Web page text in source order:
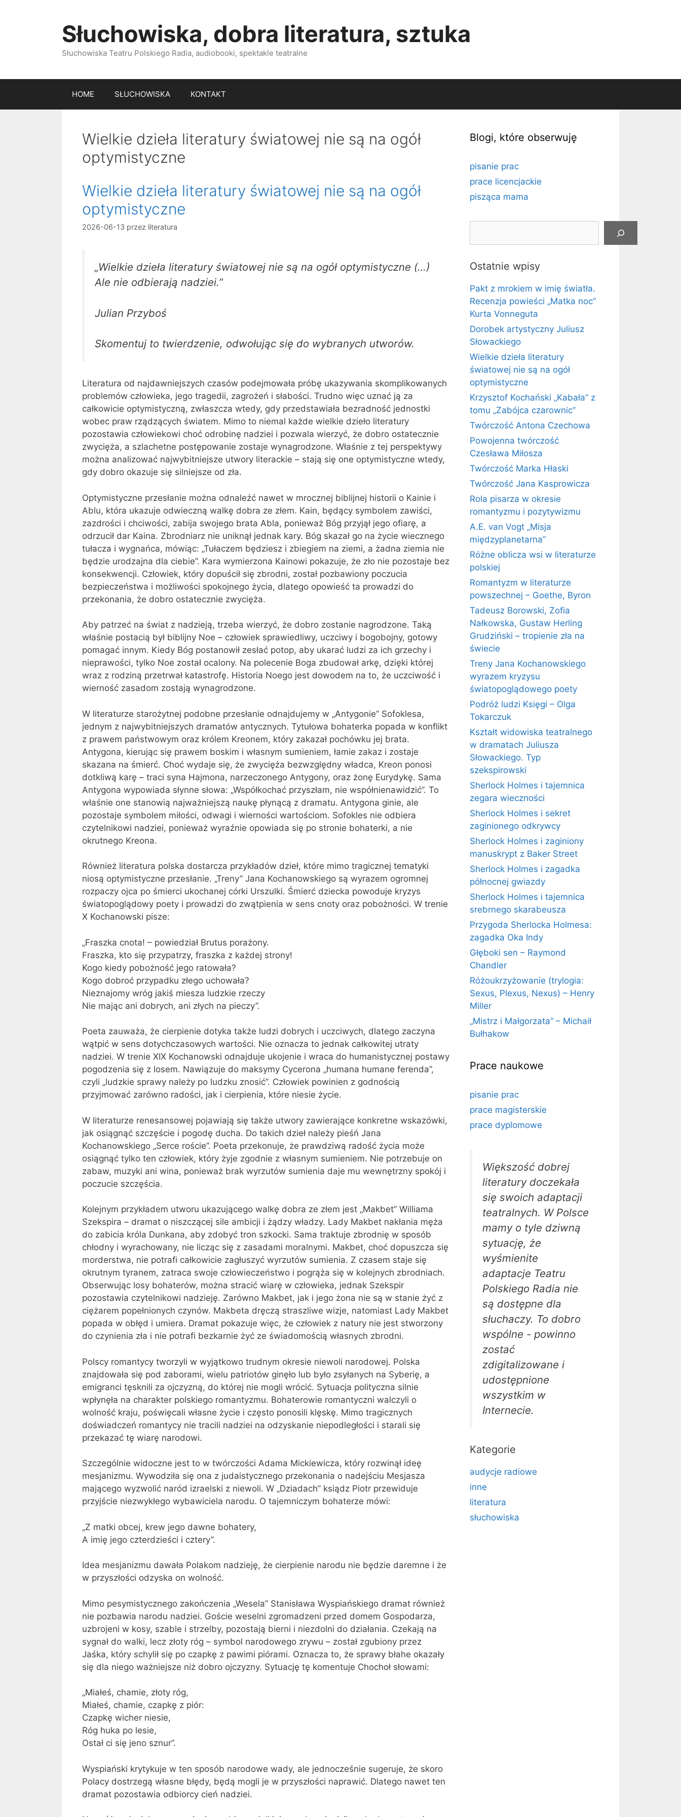
Słuchowiska, dobra literatura, sztuka
Słuchowiska Teatru Polskiego Radia, audiobooki, spektakle teatralne
HOME SŁUCHOWISKA KONTAKT
Wielkie dzieła literatury światowej nie są na ogół
optymistyczne
Wielkie dzieła literatury światowej nie są na ogół
optymistyczne
2026-06-13 przez literatura
„Wielkie dzieła literatury światowej nie są na ogół optymistyczne (…)
Ale nie odbierają nadziei.”
Julian Przyboś
Skomentuj to twierdzenie, odwołując się do wybranych utworów.
Literatura od najdawniejszych czasów podejmowała próbę ukazywania skomplikowanych
problemów człowieka, jego tragedii, zagrożeń i słabości. Trudno więc uznać ją za
całkowicie optymistyczną, zwłaszcza wtedy, gdy przedstawiała bezradność jednostki
wobec praw rządzących światem. Mimo to niemal każde wielkie dzieło literatury
pozostawia człowiekowi choć odrobinę nadziei i pozwala wierzyć, że dobro ostatecznie
zwycięża, a szlachetne postępowanie zostaje wynagrodzone. Właśnie z tej perspektywy
można analizować najwybitniejsze utwory literackie – stają się one optymistyczne wtedy,
gdy dobro okazuje się silniejsze od zła.
Optymistyczne przesłanie można odnaleźć nawet w mrocznej biblijnej historii o Kainie i
Ablu, która ukazuje odwieczną walkę dobra ze złem. Kain, będący symbolem zawiści,
zazdrości i chciwości, zabija swojego brata Abla, ponieważ Bóg przyjął jego ofiarę, a
odrzucił dar Kaina. Zbrodniarz nie uniknął jednak kary. Bóg skazał go na życie wiecznego
tułacza i wygnańca, mówiąc: „Tułaczem będziesz i zbiegiem na ziemi, a żadna ziemia nie
będzie urodzajna dla ciebie”. Kara wymierzona Kainowi pokazuje, że zło nie pozostaje bez
konsekwencji. Człowiek, który dopuścił się zbrodni, został pozbawiony poczucia
bezpieczeństwa i możliwości spokojnego życia, dlatego opowieść ta prowadzi do
przekonania, że dobro ostatecznie zwycięża.
Aby patrzeć na świat z nadzieją, trzeba wierzyć, że dobro zostanie nagrodzone. Taką
właśnie postacią był biblijny Noe – człowiek sprawiedliwy, uczciwy i bogobojny, gotowy
pomagać innym. Kiedy Bóg postanowił zesłać potop, aby ukarać ludzi za ich grzechy i
nieprawości, tylko Noe został ocalony. Na polecenie Boga zbudował arkę, dzięki której
wraz z rodziną przetrwał katastrofę. Historia Noego jest dowodem na to, że uczciwość i
wierność zasadom zostają wynagrodzone.
W literaturze starożytnej podobne przesłanie odnajdujemy w „Antygonie” Sofoklesa,
jednym z najwybitniejszych dramatów antycznych. Tytułowa bohaterka popada w konflikt
z prawem państwowym oraz królem Kreonem, który zakazał pochówku jej brata.
Antygona, kierując się prawem boskim i własnym sumieniem, łamie zakaz i zostaje
skazana na śmierć. Choć wydaje się, że zwycięża bezwzględny władca, Kreon ponosi
dotkliwą karę – traci syna Hajmona, narzeczonego Antygony, oraz żonę Eurydykę. Sama
Antygona wypowiada słynne słowa: „Współkochać przyszłam, nie współnienawidzić”. To
właśnie one stanowią najważniejszą naukę płynącą z dramatu. Antygona ginie, ale
pozostaje symbolem miłości, odwagi i wierności wartościom. Sofokles nie odbiera
czytelnikowi nadziei, ponieważ wyraźnie opowiada się po stronie bohaterki, a nie
okrutnego Kreona.
Również literatura polska dostarcza przykładów dzieł, które mimo tragicznej tematyki
niosą optymistyczne przesłanie. „Treny” Jana Kochanowskiego są wyrazem ogromnej
rozpaczy ojca po śmierci ukochanej córki Urszulki. Śmierć dziecka powoduje kryzys
światopoglądowy poety i prowadzi do zwątpienia w sens cnoty oraz pobożności. W trenie
X Kochanowski pisze:
„Fraszka cnota! – powiedział Brutus porażony.
Fraszka, kto się przypatrzy, fraszka z każdej strony!
Kogo kiedy pobożność jego ratowała?
Kogo dobroć przypadku złego uchowała?
Nieznajomy wróg jakiś miesza ludzkie rzeczy
Nie mając ani dobrych, ani złych na pieczy”.
Poeta zauważa, że cierpienie dotyka także ludzi dobrych i uczciwych, dlatego zaczyna
wątpić w sens dotychczasowych wartości. Nie oznacza to jednak całkowitej utraty
nadziei. W trenie XIX Kochanowski odnajduje ukojenie i wraca do humanistycznej postawy
pogodzenia się z losem. Nawiązuje do maksymy Cycerona „humana humane ferenda”,
czyli „ludzkie sprawy należy po ludzku znosić”. Człowiek powinien z godnością
przyjmować zarówno radości, jak i cierpienia, które niesie życie.
W literaturze renesansowej pojawiają się także utwory zawierające konkretne wskazówki,
jak osiągnąć szczęście i pogodę ducha. Do takich dzieł należy pieśń Jana
Kochanowskiego „Serce roście”. Poeta przekonuje, że prawdziwą radość życia może
osiągnąć tylko ten człowiek, który żyje zgodnie z własnym sumieniem. Nie potrzebuje on
zabaw, muzyki ani wina, ponieważ brak wyrzutów sumienia daje mu wewnętrzny spokój i
poczucie szczęścia.
Kolejnym przykładem utworu ukazującego walkę dobra ze złem jest „Makbet” Williama
Szekspira – dramat o niszczącej sile ambicji i żądzy władzy. Lady Makbet nakłania męża
do zabicia króla Dunkana, aby zdobyć tron szkocki. Sama traktuje zbrodnię w sposób
chłodny i wyrachowany, nie licząc się z zasadami moralnymi. Makbet, choć dopuszcza się
morderstwa, nie potrafi całkowicie zagłuszyć wyrzutów sumienia. Z czasem staje się
okrutnym tyranem, zatraca swoje człowieczeństwo i pogrąża się w kolejnych zbrodniach.
Obserwując losy bohaterów, można stracić wiarę w człowieka, jednak Szekspir
pozostawia czytelnikowi nadzieję. Zarówno Makbet, jak i jego żona nie są w stanie żyć z
ciężarem popełnionych czynów. Makbeta dręczą straszliwe wizje, natomiast Lady Makbet
popada w obłęd i umiera. Dramat pokazuje więc, że człowiek z natury nie jest stworzony
do czynienia zła i nie potrafi bezkarnie żyć ze świadomością własnych zbrodni.
Polscy romantycy tworzyli w wyjątkowo trudnym okresie niewoli narodowej. Polska
znajdowała się pod zaborami, wielu patriotów ginęło lub było zsyłanych na Syberię, a
emigranci tęsknili za ojczyzną, do której nie mogli wrócić. Sytuacja polityczna silnie
wpłynęła na charakter polskiego romantyzmu. Bohaterowie romantyczni walczyli o
wolność kraju, poświęcali własne życie i często ponosili klęskę. Mimo tragicznych
doświadczeń romantycy nie tracili nadziei na odzyskanie niepodległości i starali się
przekazać tę wiarę narodowi.
Szczególnie widoczne jest to w twórczości Adama Mickiewicza, który rozwinął ideę
mesjanizmu. Wywodziła się ona z judaistycznego przekonania o nadejściu Mesjasza
mającego wyzwolić naród izraelski z niewoli. W „Dziadach” ksiądz Piotr przewiduje
przyjście niezwykłego wybawiciela narodu. O tajemniczym bohaterze mówi:
„Z matki obcej, krew jego dawne bohatery,
A imię jego czterdzieści i cztery”.
Idea mesjanizmu dawała Polakom nadzieję, że cierpienie narodu nie będzie daremne i że
w przyszłości odzyska on wolność.
Mimo pesymistycznego zakończenia „Wesela” Stanisława Wyspiańskiego dramat również
nie pozbawia narodu nadziei. Goście weselni zgromadzeni przed domem Gospodarza,
uzbrojeni w kosy, szable i strzelby, pozostają bierni i niezdolni do działania. Czekają na
sygnał do walki, lecz złoty róg – symbol narodowego zrywu – został zgubiony przez
Jaśka, który schylił się po czapkę z pawimi piórami. Oznacza to, że sprawy błahe okazały
się dla niego ważniejsze niż dobro ojczyzny. Sytuację tę komentuje Chochoł słowami:
„Miałeś, chamie, złoty róg,
Miałeś, chamie, czapkę z piór:
Czapkę wicher niesie,
Róg huka po lesie,
Ostał ci się jeno sznur”.
Wyspiański krytykuje w ten sposób narodowe wady, ale jednocześnie sugeruje, że skoro
Polacy dostrzegą własne błędy, będą mogli je w przyszłości naprawić. Dlatego nawet ten
dramat pozostawia odbiorcy cień nadziei.
Blogi, które obserwuję
pisanie prac
prace licencjackie
pisząca mama
Ostatnie wpisy
Pakt z mrokiem w imię światła.
Recenzja powieści „Matka noc”
Kurta Vonneguta
Dorobek artystyczny Juliusz
Słowackiego
Wielkie dzieła literatury
światowej nie są na ogół
optymistyczne
Krzysztof Kochański „Kabała” z
tomu „Zabójca czarownic”
Twórczość Antona Czechowa
Powojenna twórczość
Czesława Miłosza
Twórczość Marka Hłaski
Twórczość Jana Kasprowicza
Rola pisarza w okresie
romantyzmu i pozytywizmu
A.E. van Vogt „Misja
międzyplanetarna”
Różne oblicza wsi w literaturze
polskiej
Romantyzm w literaturze
powszechnej – Goethe, Byron
Tadeusz Borowski, Zofia
Nałkowska, Gustaw Herling
Grudziński – tropienie zła na
świecie
Treny Jana Kochanowskiego
wyrazem kryzysu
światopoglądowego poety
Podróż ludzi Księgi – Olga
Tokarczuk
Kształt widowiska teatralnego
w dramatach Juliusza
Słowackiego. Typ
szekspirowski
Sherlock Holmes i tajemnica
zegara wieczności
Sherlock Holmes i sekret
zaginionego odkrywcy
Sherlock Holmes i zaginiony
manuskrypt z Baker Street
Sherlock Holmes i zagadka
północnej gwiazdy
Sherlock Holmes i tajemnica
srebrnego skarabeusza
Przygoda Sherlocka Holmesa:
zagadka Oka Indy
Głęboki sen – Raymond
Chandler
Różoukrzyżowanie (trylogia:
Sexus, Plexus, Nexus) – Henry
Miller
„Mistrz i Małgorzata” – Michaił
Bułhakow
Prace naukowe
pisanie prac
prace magisterskie
prace dyplomowe
Większość dobrej
literatury doczekała
się swoich adaptacji
teatralnych. W Polsce
mamy o tyle dziwną
sytuację, że
wyśmienite
adaptacje Teatru
Polskiego Radia nie
są dostępne dla
słuchaczy. To dobro
wspólne - powinno
zostać
zdigitalizowane i
udostępnione
wszystkim w
Internecie.
Kategorie
audycje radiowe
inne
literatura
słuchowiska